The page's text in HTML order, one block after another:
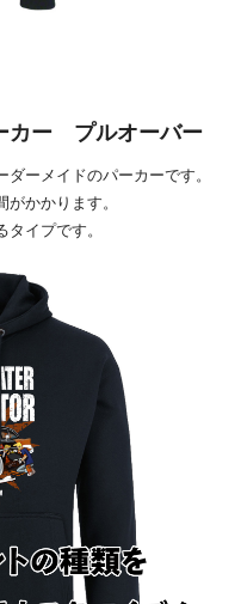
カー プルオーバー
ーメイドのパーカーです。
かかります。
イプです。